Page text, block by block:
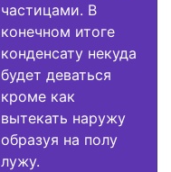
частицами. В
конечном итоге
конденсату некуда
будет деваться
кроме как
вытекать наружу
образуя на полу
лужу.